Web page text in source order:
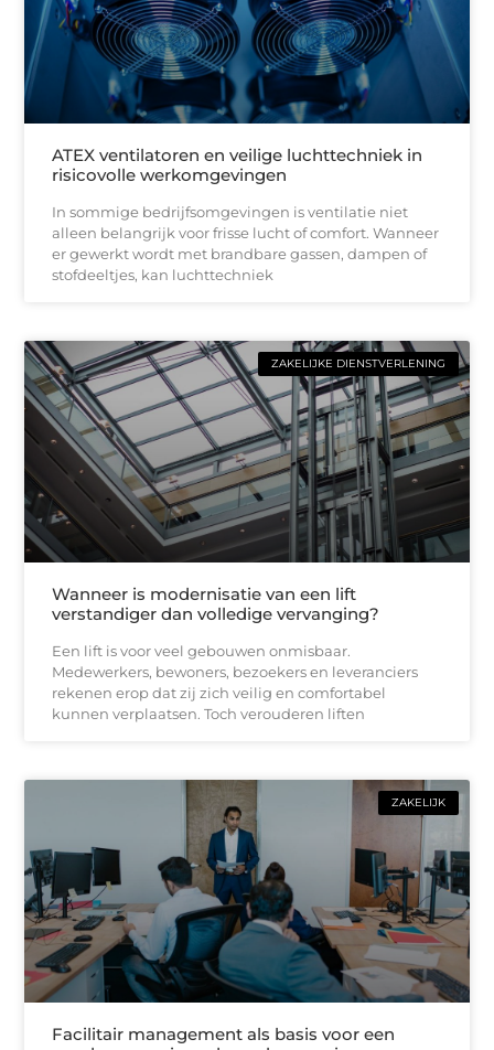
ATEX ventilatoren en veilige luchttechniek in
risicovolle werkomgevingen
In sommige bedrijfsomgevingen is ventilatie niet
alleen belangrijk voor frisse lucht of comfort. Wanneer
er gewerkt wordt met brandbare gassen, dampen of
stofdeeltjes, kan luchttechniek
ZAKELIJKE DIENSTVERLENING
Wanneer is modernisatie van een lift
verstandiger dan volledige vervanging?
Een lift is voor veel gebouwen onmisbaar.
Medewerkers, bewoners, bezoekers en leveranciers
rekenen erop dat zij zich veilig en comfortabel
kunnen verplaatsen. Toch verouderen liften
ZAKELIJK
Facilitair management als basis voor een